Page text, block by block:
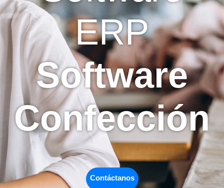
ERP
Software
Confección
Contáctanos